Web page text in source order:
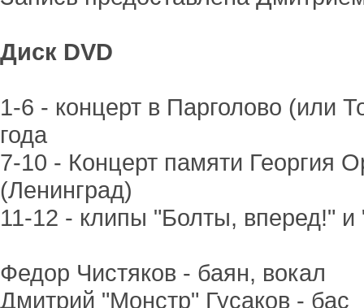
Диск DVD
1-6 - концерт в Парголово (или
года
7-10 - Концерт памяти Георгия
(Ленинград)
11-12 - клипы "Болты, вперед!"
Федор Чистяков - баян, вокал
Дмитрий "Монстр" Гусаков - бас